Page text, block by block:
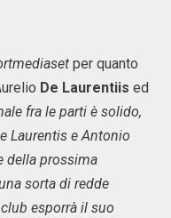
per quanto
De Laurentiis ed
fra le parti è solido,
Laurentis e Antonio
della prossima
sorta di redde
esporrà il suo